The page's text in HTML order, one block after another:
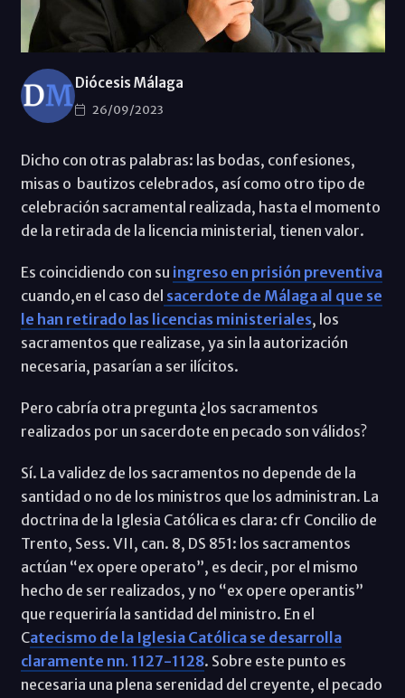
Diócesis Málaga
26/09/2023
Dicho con otras palabras: las bodas, confesiones,
misas o bautizos celebrados, así como otro tipo de
celebración sacramental realizada, hasta el momento
de la retirada de la licencia ministerial, tienen valor.
Es coincidiendo con su ingreso en prisión preventiva
cuando,en el caso del sacerdote de Málaga al que se
le han retirado las licencias ministeriales, los
sacramentos que realizase, ya sin la autorización
necesaria, pasarían a ser ilícitos.
Pero cabría otra pregunta ¿los sacramentos
realizados por un sacerdote en pecado son válidos?
Sí. La validez de los sacramentos no depende de la
santidad o no de los ministros que los administran. La
doctrina de la Iglesia Católica es clara: cfr Concilio de
Trento, Sess. VII, can. 8, DS 851: los sacramentos
actúan “ex opere operato”, es decir, por el mismo
hecho de ser realizados, y no “ex opere operantis”
que requeriría la santidad del ministro. En el
Catecismo de la Iglesia Católica se desarrolla
claramente nn. 1127-1128. Sobre este punto es
necesaria una plena serenidad del creyente, el pecado